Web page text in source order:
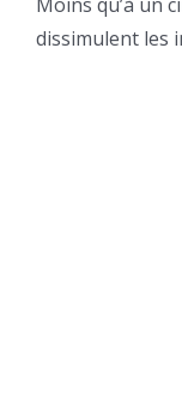
dissimulent les